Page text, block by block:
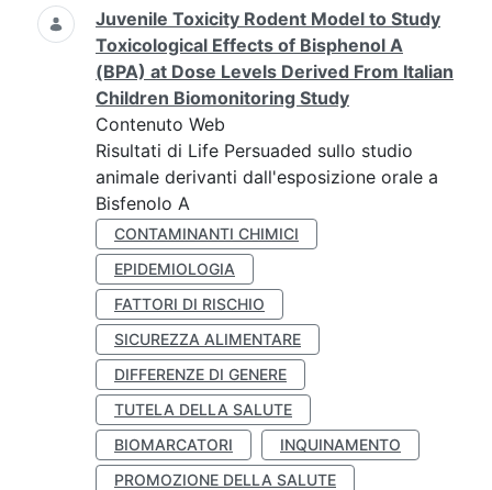
Juvenile Toxicity Rodent Model to Study
Toxicological Effects of Bisphenol A
(BPA) at Dose Levels Derived From Italian
Children Biomonitoring Study
Contenuto Web
Risultati di Life Persuaded sullo studio
animale derivanti dall'esposizione orale a
Bisfenolo A
CONTAMINANTI CHIMICI
EPIDEMIOLOGIA
FATTORI DI RISCHIO
SICUREZZA ALIMENTARE
DIFFERENZE DI GENERE
TUTELA DELLA SALUTE
BIOMARCATORI
INQUINAMENTO
PROMOZIONE DELLA SALUTE